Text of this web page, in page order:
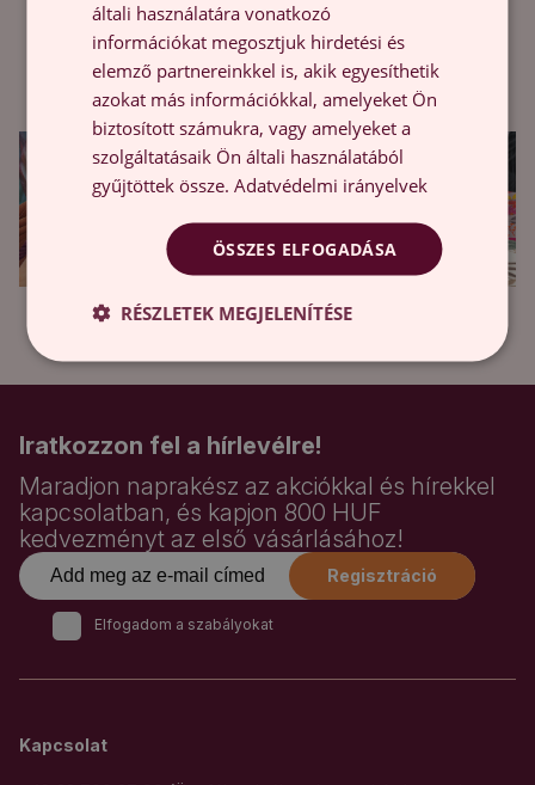
Kreatív ötletekkel varázsoljuk újjá a világot –
csatlakozz azokhoz, akik már inspirációra leltek
nálunk!
Iratkozzon fel a hírlevélre!
Maradjon naprakész az akciókkal és hírekkel
kapcsolatban, és kapjon 800 HUF
kedvezményt az első vásárlásához!
Regisztráció
Elfogadom a szabályokat
Kapcsolat
általi használatára vonatkozó
információkat megosztjuk hirdetési és
elemző partnereinkkel is, akik egyesíthetik
azokat más információkkal, amelyeket Ön
biztosított számukra, vagy amelyeket a
szolgáltatásaik Ön általi használatából
gyűjtöttek össze.Adatvédelmi irányelvek
ÖSSZES ELFOGADÁSA
RÉSZLETEK MEGJELENÍTÉSE